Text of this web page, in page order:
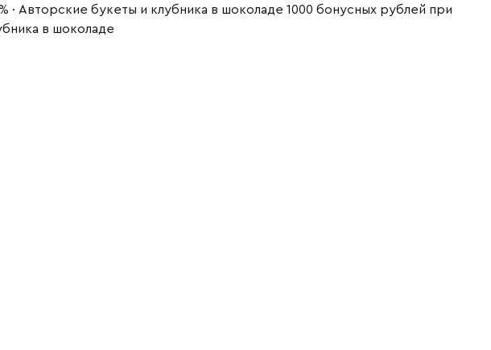
· Авторские букеты и клубника в шоколаде 1000 бонусных рублей при
в шоколаде